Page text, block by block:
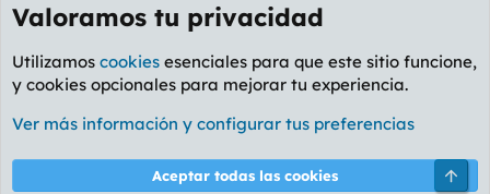
Etiquetas
Cookies
PL OLDSTYLE AMARILLO
Términos y reglas Política de privacidad Ayuda
Valoramos tu privacidad
Utilizamos cookies esenciales para que este sitio funcione,
y cookies opcionales para mejorar tu experiencia.
Ver más información y configurar tus preferencias
Aceptar todas las cookies